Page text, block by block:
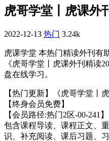
虎哥学堂丨虎课外
2022-12-13 热门 3.24k
虎课学堂 本热门精读外刊有
《虎哥学堂丨虎课外刊精读
盘在线学习。
【热门更新】《虎哥学堂丨
【终身会员免费】
【会员路径:热门2区-00-241】
包含课程导读、课程正文、
识、补充阅读、课后习题、